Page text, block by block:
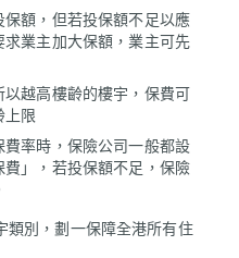
額，但若投保額不足以應
業主加大保額，業主可先
越高樓齡的樓宇，保費可
上限
率時，保險公司一般都設
」，若投保額不足，保險
別，劃一保障全港所有住